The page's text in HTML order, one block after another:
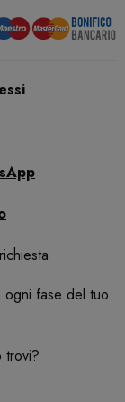
ogni fase del tuo
trovi?